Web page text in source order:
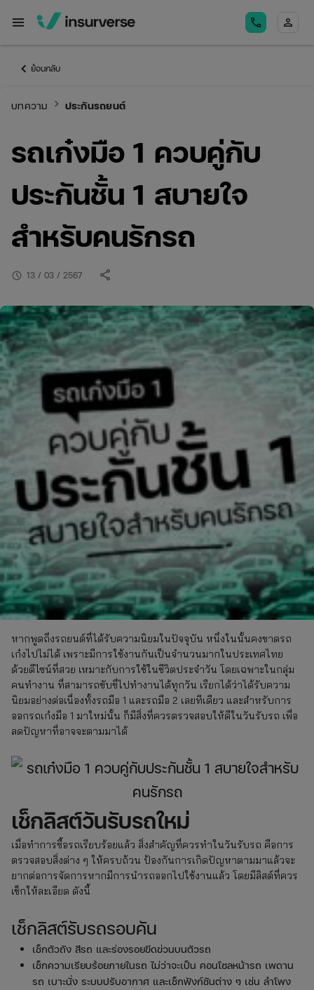
menu call person
keyboard_arrow_left ย้อนกลับ
บทความ keyboard_arrow_right ประกันรถยนต์
รถเก๋งมือ 1 ควบคู่กับ
ประกันชั้น 1 สบายใจ
สำหรับคนรักรถ
schedule 13 / 03 / 2567 share
หากพูดถึงรถยนต์ที่ได้รับความนิยมในปัจจุบัน หนึ่งในนั้นคงขาดรถ
เก๋งไปไม่ได้ เพราะมีการใช้งานกันเป็นจำนวนมากในประเทศไทย
ด้วยดีไซน์ที่สวย เหมาะกับการใช้ในชีวิตประจำวัน โดยเฉพาะในกลุ่ม
คนทำงาน ที่สามารถขับขี่ไปทำงานได้ทุกวัน เรียกได้ว่าได้รับความ
นิยมอย่างต่อเนื่องทั้งรถมือ 1 และรถมือ 2 เลยทีเดียว และสำหรับการ
ออกรถเก๋งมือ 1 มาใหม่นั้น ก็มีสิ่งที่ควรตรวจสอบให้ดีในวันรับรถ เพื่อ
ลดปัญหาที่อาจจะตามมาได้
เช็กลิสต์วันรับรถใหม่
เมื่อทำการซื้อรถเรียบร้อยแล้ว สิ่งสำคัญที่ควรทำในวันรับรถ คือการ
ตรวจสอบสิ่งต่าง ๆ ให้ครบถ้วน ป้องกันการเกิดปัญหาตามมาแล้วจะ
ยากต่อการจัดการหากมีการนำรถออกไปใช้งานแล้ว โดยมีลิสต์ที่ควร
เช็กให้ละเอียด ดังนี้
เช็กลิสต์รับรถรอบคัน
เช็กตัวถัง สีรถ และร่องรอยขีดข่วนบนตัวรถ
เช็กความเรียบร้อยภายในรถ ไม่ว่าจะเป็น คอนโซลหน้ารถ เพดาน
รถ เบาะนั่ง ระบบปรับอากาศ และเช็กฟังก์ชันต่าง ๆ เช่น ลำโพง